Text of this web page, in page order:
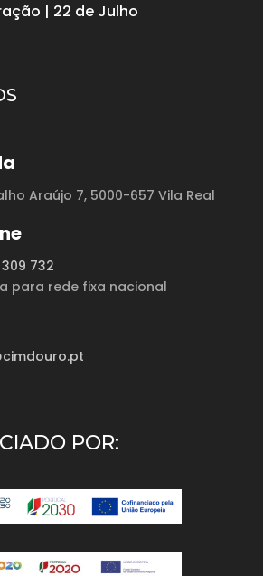
| 22 de Julho
Araújo 7, 5000-657 Vila Real
732
para rede fixa nacional
POR: